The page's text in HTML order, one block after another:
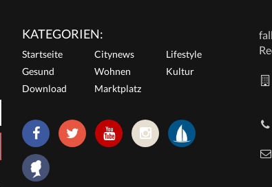
KATEGORIEN:
Startseite Citynews
Lifestyle
Gesund
Wohnen
Kultur
Download
Marktplatz